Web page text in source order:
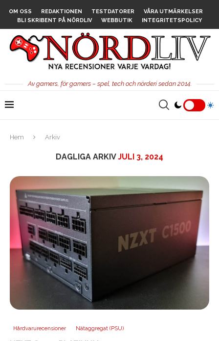
OM OSS REDAKTIONEN TESTDATORER
VÅRA UTMÄRKELSER
BLI SKRIBENT PÅ NÖRDLIV
WEBBUTIK INTEGRITETSPOLICY
Av gamers, för gamers – spel, tech och nörderi sedan 2014.
Hem Arkiv
DAGLIGA ARKIVJULI 3, 2024
Hårdvarurecensioner Nätaggregat (PSU)